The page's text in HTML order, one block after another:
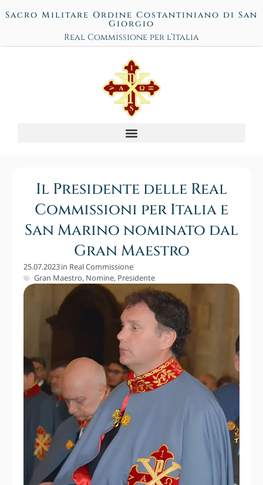
Sacro Militare Ordine Costantiniano di San
Giorgio
Real Commissione per l’Italia
Il Presidente delle Real
Commissioni per Italia e
San Marino nominato dal
Gran Maestro
25.07.2023in Real Commissione
Gran Maestro, Nomine, Presidente